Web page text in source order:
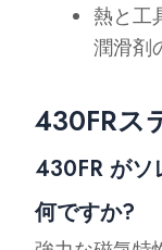
熱と工
潤滑剤
430FRス
430FR がソ
何ですか?